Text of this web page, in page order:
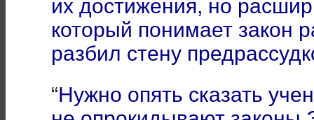
их достижения, но
который понимает закон
разбил стену
“Нужно опять сказать